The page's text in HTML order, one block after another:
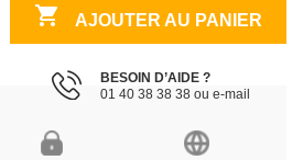
 AJOUTER AU PANIER
BESOIN D’AIDE ?
01 40 38 38 38 ou e-mail